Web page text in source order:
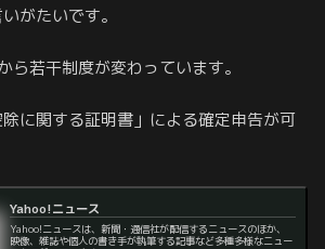
がたいです。
ら若干制度が変わっています。
に関する証明書」による確定申告が可
Yahoo!ニュース
Yahoo!ニュースは、新聞・通信社が配信するニュースのほか、
映像、雑誌や個人の書き手が執筆する記事など多種多様なニュー